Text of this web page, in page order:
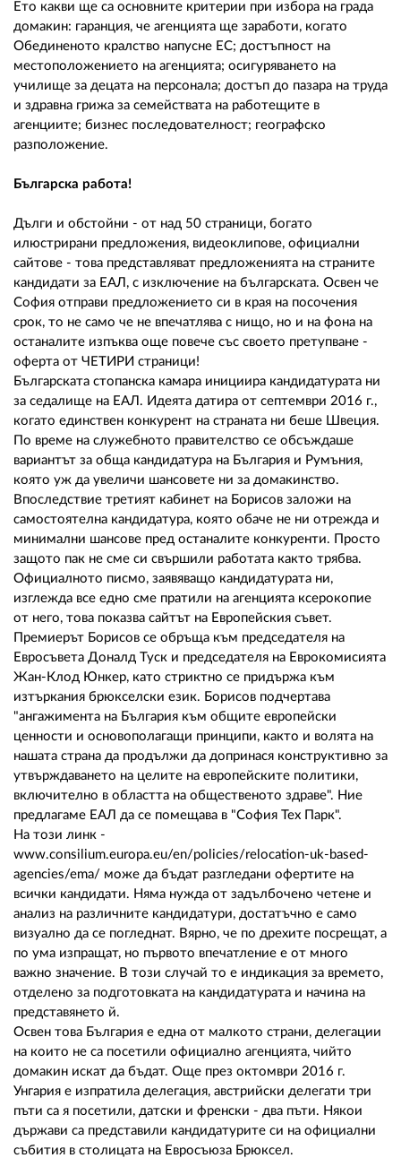
Ето какви ще са основните критерии при избора на града
домакин: гаранция, че агенцията ще заработи, когато
Обединеното кралство напусне ЕС; достъпност на
местоположението на агенцията; осигуряването на
училище за децата на персонала; достъп до пазара на труда
и здравна грижа за семействата на работещите в
агенциите; бизнес последователност; географско
разположение.
Българска работа!
Дълги и обстойни - от над 50 страници, богато
илюстрирани предложения, видеоклипове, официални
сайтове - това представляват предложенията на страните
кандидати за ЕАЛ, с изключение на българската. Освен че
София отправи предложението си в края на посочения
срок, то не само че не впечатлява с нищо, но и на фона на
останалите изпъква още повече със своето претупване -
оферта от ЧЕТИРИ страници!
Българската стопанска камара инициира кандидатурата ни
за седалище на ЕАЛ. Идеята датира от септември 2016 г.,
когато единствен конкурент на страната ни беше Швеция.
По време на служебното правителство се обсъждаше
вариантът за обща кандидатура на България и Румъния,
която уж да увеличи шансовете ни за домакинство.
Впоследствие третият кабинет на Борисов заложи на
самостоятелна кандидатура, която обаче не ни отрежда и
минимални шансове пред останалите конкуренти. Просто
защото пак не сме си свършили работата както трябва.
Официалното писмо, заявяващо кандидатурата ни,
изглежда все едно сме пратили на агенцията ксерокопие
от него, това показва сайтът на Европейския съвет.
Премиерът Борисов се обръща към председателя на
Евросъвета Доналд Туск и председателя на Еврокомисията
Жан-Клод Юнкер, като стриктно се придържа към
изтъркания брюкселски език. Борисов подчертава
"ангажимента на България към общите европейски
ценности и основополагащи принципи, както и волята на
нашата страна да продължи да допринася конструктивно за
утвърждаването на целите на европейските политики,
включително в областта на общественото здраве". Ние
предлагаме ЕАЛ да се помещава в "София Тех Парк".
На този линк -
www.consilium.europa.eu/en/policies/relocation-uk-based-
agencies/ema/ може да бъдат разгледани офертите на
всички кандидати. Няма нужда от задълбочено четене и
анализ на различните кандидатури, достатъчно е само
визуално да се погледнат. Вярно, че по дрехите посрещат, а
по ума изпращат, но първото впечатление е от много
важно значение. В този случай то е индикация за времето,
отделено за подготовката на кандидатурата и начина на
представянето й.
Освен това България е една от малкото страни, делегации
на които не са посетили официално агенцията, чийто
домакин искат да бъдат. Още през октомври 2016 г.
Унгария е изпратила делегация, австрийски делегати три
пъти са я посетили, датски и френски - два пъти. Някои
държави са представили кандидатурите си на официални
събития в столицата на Евросъюза Брюксел.